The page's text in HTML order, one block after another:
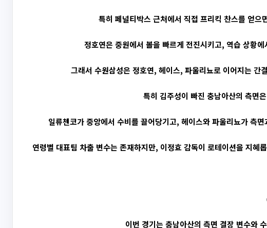
특히 페널티박스 근처에서 직접 프리킥 찬스를 얻
정호연은 중원에서 볼을 빠르게 전진시키고, 역습 상황
그래서 수원삼성은 정호연, 헤이스, 파울리뇨로 이어지는 간
특히 김주성이 빠진 충남아산의 측면
일류첸코가 중앙에서 수비를 끌어당기고, 헤이스와 파울리뇨가 측
연령별 대표팀 차출 변수는 존재하지만, 이정효 감독이 로테이션을 지
이번 경기는 충남아산의 측면 결장 변수와